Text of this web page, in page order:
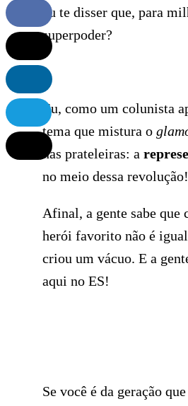
eu te disser que, para
superpoder?
Eu, como um colunista
tema que mistura o
nas prateleiras: a
no meio dessa revolução!
Afinal, a gente sabe que
herói favorito não é
criou um vácuo. E a
aqui no ES!
Se você é da geração